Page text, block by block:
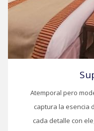
Atemporal pero
captura la esencia
cada detalle con